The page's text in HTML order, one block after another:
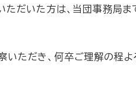
ただいた方は、当団事務局
ただき、何卒ご理解の程よ